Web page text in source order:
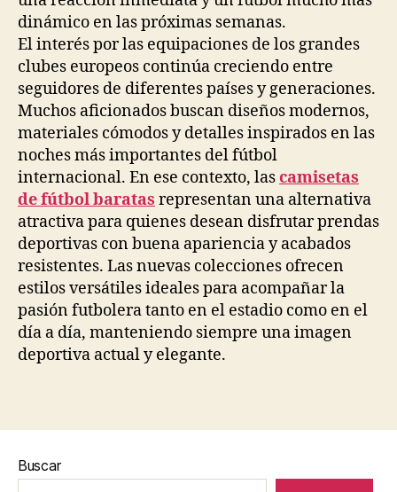
dinámico en las próximas semanas.
El interés por las equipaciones de los grandes
clubes europeos continúa creciendo entre
seguidores de diferentes países y generaciones.
Muchos aficionados buscan diseños modernos,
materiales cómodos y detalles inspirados en las
noches más importantes del fútbol
internacional. En ese contexto, lascamisetas
de fútbol baratas representan una alternativa
atractiva para quienes desean disfrutar prendas
deportivas con buena apariencia y acabados
resistentes. Las nuevas colecciones ofrecen
estilos versátiles ideales para acompañar la
pasión futbolera tanto en el estadio como en el
día a día, manteniendo siempre una imagen
deportiva actual y elegante.
Buscar